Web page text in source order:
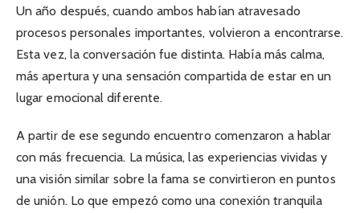
Un año después, cuando ambos habían atravesado
procesos personales importantes, volvieron a encontrarse.
Esta vez, la conversación fue distinta. Había más calma,
más apertura y una sensación compartida de estar en un
lugar emocional diferente.
A partir de ese segundo encuentro comenzaron a hablar
con más frecuencia. La música, las experiencias vividas y
una visión similar sobre la fama se convirtieron en puntos
de unión. Lo que empezó como una conexión tranquila